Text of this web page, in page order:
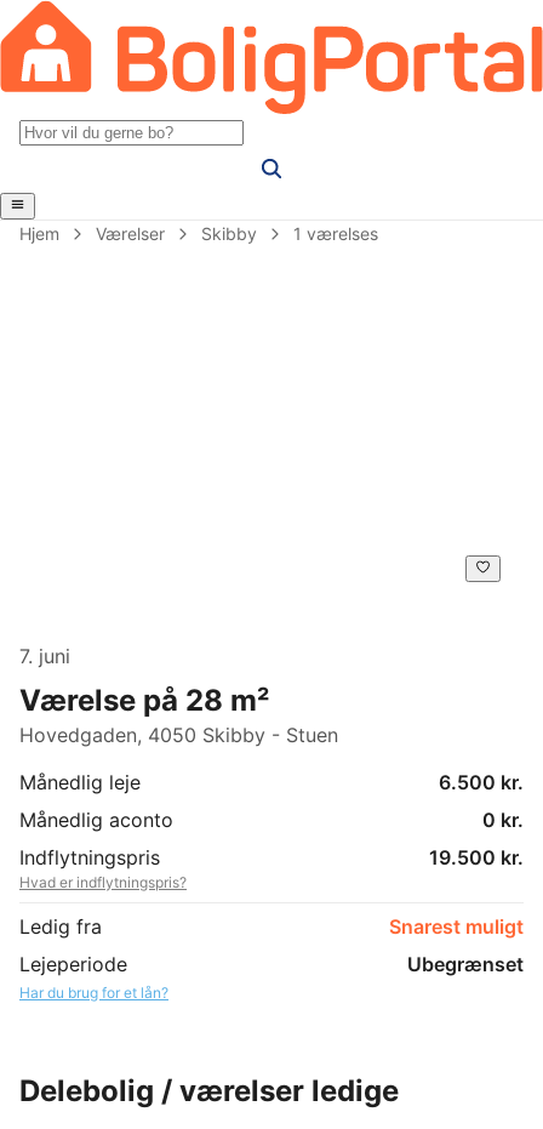
Hjem Værelser Skibby 1 værelses
7. juni
Værelse på 28 m²
Hovedgaden, 4050 Skibby - Stuen
Månedlig leje
6.500 kr.
Månedlig aconto
0 kr.
Indflytningspris
19.500 kr.
Hvad er indflytningspris?
Ledig fra
Snarest muligt
Lejeperiode
Ubegrænset
Har du brug for et lån?
Delebolig / værelser ledige